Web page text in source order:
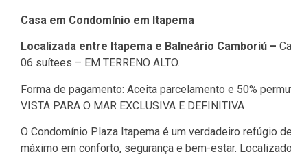
Casa em Condomínio em Itapema
Localizada entre Itapema e Balneário Camboriú –
06 suítees – EM TERRENO ALTO.
Forma de pagamento: Aceita parcelamento e 50%
VISTA PARA O MAR EXCLUSIVA E DEFINITIVA
O Condomínio Plaza Itapema é um verdadeiro refúgio
máximo em conforto, segurança e bem-estar.